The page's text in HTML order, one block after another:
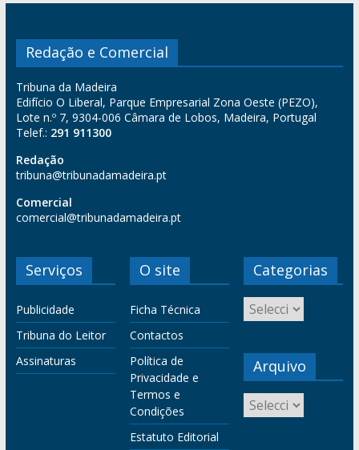
Redação e Comercial
Tribuna da Madeira
Edifício O Liberal, Parque Empresarial Zona Oeste (PEZO),
Lote n.º 7, 9304-006 Câmara de Lobos, Madeira, Portugal
Telef.: 291 911300
Redação
tribuna@tribunadamadeira.pt
Comercial
comercial@tribunadamadeira.pt
Serviços
Publicidade
Tribuna do Leitor
Assinaturas
O site
Ficha Técnica
Contactos
Política de
Privacidade e
Termos e
Condições
Estatuto Editorial
Categorias
Arquivo